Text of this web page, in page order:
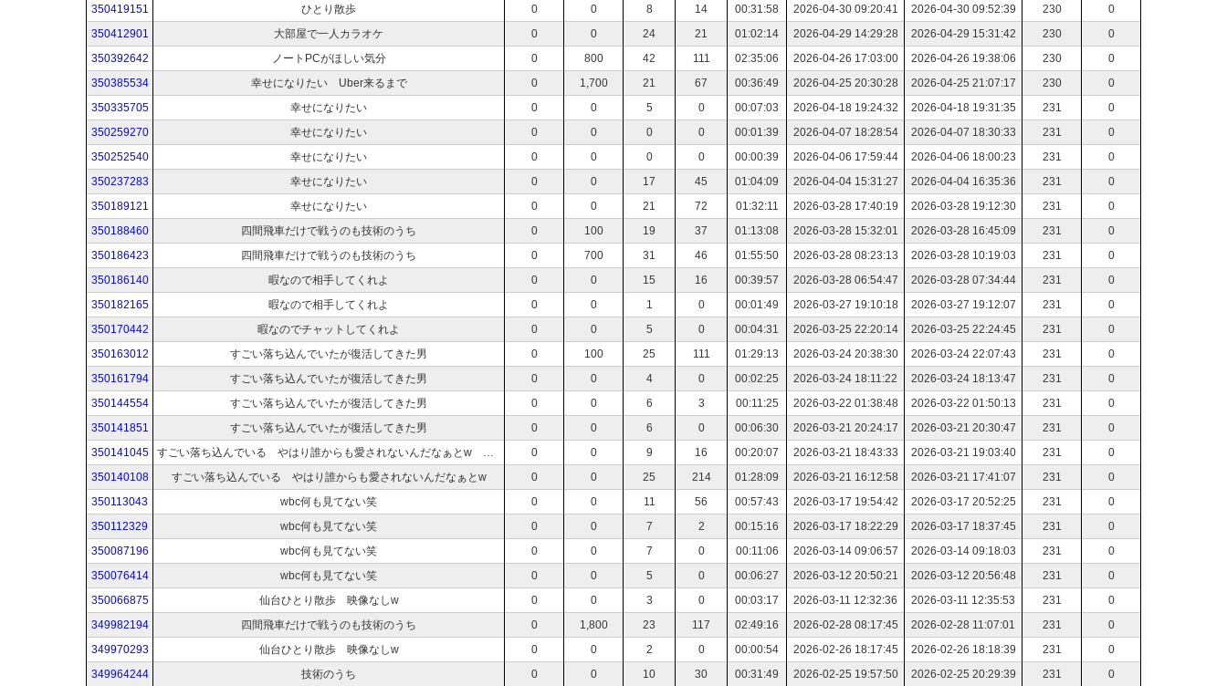
350419151
ひとり散歩 0 0 8 14 00:31:58 2026-04-30 09:20:41 2026-04-30 09:52:39 230
0
350412901
大部屋で一人カラオケ 0 0 24 21 01:02:14 2026-04-29 14:29:28 2026-04-29 15:31:42 230
0
350392642
ノートPCがほしい気分 0 800 42 111 02:35:06 2026-04-26 17:03:00 2026-04-26 19:38:06 230
0
350385534
幸せになりたい Uber来るまで 0 1,700 21 67 00:36:49 2026-04-25 20:30:28 2026-04-25 21:07:17 230
0
350335705
幸せになりたい 0 0 5 0 00:07:03 2026-04-18 19:24:32 2026-04-18 19:31:35 231
0
350259270
幸せになりたい 0 0 0 0 00:01:39 2026-04-07 18:28:54 2026-04-07 18:30:33 231
0
350252540
幸せになりたい 0 0 0 0 00:00:39 2026-04-06 17:59:44 2026-04-06 18:00:23 231
0
350237283
幸せになりたい 0 0 17 45 01:04:09 2026-04-04 15:31:27 2026-04-04 16:35:36 231
0
350189121
幸せになりたい 0 0 21 72 01:32:11 2026-03-28 17:40:19 2026-03-28 19:12:30 231
0
350188460
四間飛車だけで戦うのも技術のうち 0 100 19 37 01:13:08 2026-03-28 15:32:01 2026-03-28 16:45:09 231
0
350186423
四間飛車だけで戦うのも技術のうち 0 700 31 46 01:55:50 2026-03-28 08:23:13 2026-03-28 10:19:03 231
0
350186140
暇なので相手してくれよ 0 0 15 16 00:39:57 2026-03-28 06:54:47 2026-03-28 07:34:44 231
0
350182165
暇なので相手してくれよ 0 0 1 0 00:01:49 2026-03-27 19:10:18 2026-03-27 19:12:07 231
0
350170442
暇なのでチャットしてくれよ 0 0 5 0 00:04:31 2026-03-25 22:20:14 2026-03-25 22:24:45 231
0
350163012
すごい落ち込んでいたが復活してきた男 0 100 25 111 01:29:13 2026-03-24 20:38:30 2026-03-24 22:07:43 231
0
350161794
すごい落ち込んでいたが復活してきた男 0 0 4 0 00:02:25 2026-03-24 18:11:22 2026-03-24 18:13:47 231
0
350144554
すごい落ち込んでいたが復活してきた男 0 0 6 3 00:11:25 2026-03-22 01:38:48 2026-03-22 01:50:13 231
0
350141851
すごい落ち込んでいたが復活してきた男 0 0 6 0 00:06:30 2026-03-21 20:24:17 2026-03-21 20:30:47 231
0
350141045
すごい落ち込んでいる やはり誰からも愛されないんだなぁとw ビール飲みながら 0 0 9 16 00:20:07 2026-03-21 18:43:33 2026-03-21 19:03:40 231
0
350140108
すごい落ち込んでいる やはり誰からも愛されないんだなぁとw 0 0 25 214 01:28:09 2026-03-21 16:12:58 2026-03-21 17:41:07 231
0
350113043
wbc何も見てない笑 0 0 11 56 00:57:43 2026-03-17 19:54:42 2026-03-17 20:52:25 231
0
350112329
wbc何も見てない笑 0 0 7 2 00:15:16 2026-03-17 18:22:29 2026-03-17 18:37:45 231
0
350087196
wbc何も見てない笑 0 0 7 0 00:11:06 2026-03-14 09:06:57 2026-03-14 09:18:03 231
0
350076414
wbc何も見てない笑 0 0 5 0 00:06:27 2026-03-12 20:50:21 2026-03-12 20:56:48 231
0
350066875
仙台ひとり散歩 映像なしw 0 0 3 0 00:03:17 2026-03-11 12:32:36 2026-03-11 12:35:53 231
0
349982194
四間飛車だけで戦うのも技術のうち 0 1,800 23 117 02:49:16 2026-02-28 08:17:45 2026-02-28 11:07:01 231
0
349970293
仙台ひとり散歩 映像なしw 0 0 2 0 00:00:54 2026-02-26 18:17:45 2026-02-26 18:18:39 231
0
349964244
技術のうち 0 0 10 30 00:31:49 2026-02-25 19:57:50 2026-02-25 20:29:39 231 0